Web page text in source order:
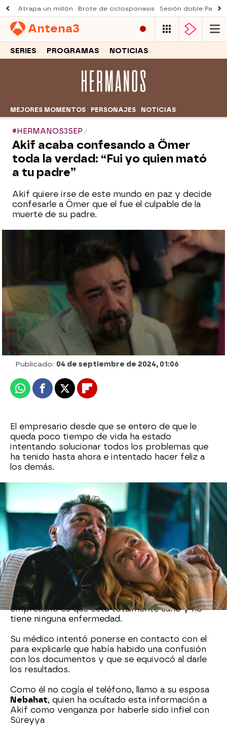
Atrapa un millón Brote de ciclosporiasis Sesión doble
Antena3
SERIES PROGRAMAS NOTICIAS
MEJORES MOMENTOS PERSONAJES NOTICIAS
#HERMANOS3SEP
Akif acaba confesando a Ömer
toda la verdad: “Fui yo quien mató
a tu padre”
Akif quiere irse de este mundo en paz y decide
confesarle a Ömer que el fue el culpable de la
muerte de su padre.
Sureyya descubre que Nebahat está
mintiendo a Akif, ¿le contará al
empresario que su vida no corre peligro?
Julia Zapata López |
Azahar Flores
Publicado: 04 de septiembre de 2024, 01:06
WhatsappFacebook
X Flipboard
El empresario desde que se entero de que le
queda poco tiempo de vida ha estado
intentando solucionar todos los problemas que
ha tenido hasta ahora e intentado hacer feliz a
los demás.
También ha estado pensando mucho si desvelar
sus secretos más ocultos. Uno de ellos es
la
muerte del padre de Ömer . Ambos tuvieron una
fuerte discusión en la parte más alta de un
edificio, que estaba en obras, cuando de repente
el padre de Ömer cayó por un empujón de Akif
y murió en el acto.
Este secreto lleva guardándolo mucho tiempo
Akif, pero no quería irse sin contárselo aÖmery
así sentirse un poco mejor. Lo que no sabe el
empresario es que está totalmente sano y no
tiene ninguna enfermedad.
Su médico intentó ponerse en contacto con el
para explicarle que había habido una confusión
con los documentos y que se equivocó al darle
los resultados.
Como él no cogía el teléfono, llamo a su esposa
Nebahat, quien ha ocultado esta información a
Akif como venganza por haberle sido infiel con
Süreyya